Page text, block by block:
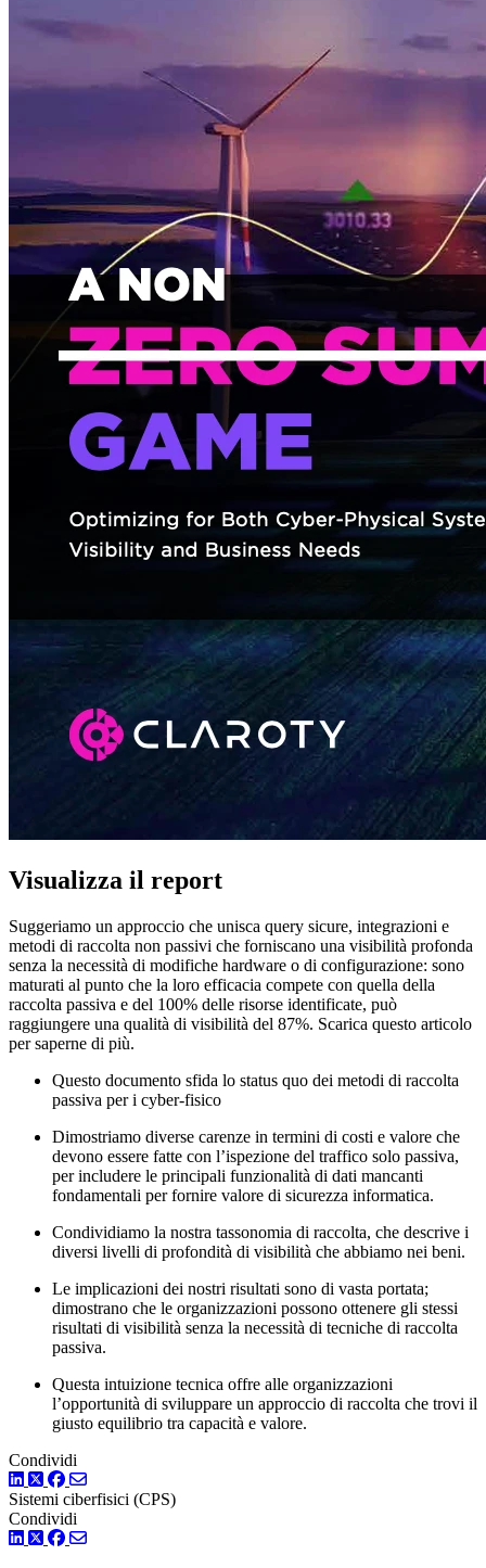
Visualizza il report
Suggeriamo un approccio che unisca query sicure, integrazioni e
metodi di raccolta non passivi che forniscano una visibilità profonda
senza la necessità di modifiche hardware o di configurazione: sono
maturati al punto che la loro efficacia compete con quella della
raccolta passiva e del 100% delle risorse identificate, può
raggiungere una qualità di visibilità del 87%. Scarica questo articolo
per saperne di più.
Questo documento sfida lo status quo dei metodi di raccolta
passiva per i cyber-fisico
Dimostriamo diverse carenze in termini di costi e valore che
devono essere fatte con l’ispezione del traffico solo passiva,
per includere le principali funzionalità di dati mancanti
fondamentali per fornire valore di sicurezza informatica.
Condividiamo la nostra tassonomia di raccolta, che descrive i
diversi livelli di profondità di visibilità che abbiamo nei beni.
Le implicazioni dei nostri risultati sono di vasta portata;
dimostrano che le organizzazioni possono ottenere gli stessi
risultati di visibilità senza la necessità di tecniche di raccolta
passiva.
Questa intuizione tecnica offre alle organizzazioni
l’opportunità di sviluppare un approccio di raccolta che trovi il
giusto equilibrio tra capacità e valore.
Condividi
LinkedIn
TwitterFacebook
Sistemi ciberfisici (CPS)
Condividi
LinkedIn
TwitterFacebook